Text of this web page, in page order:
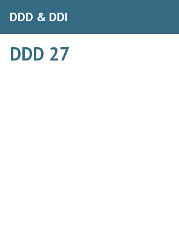
DDD & DDI
DDD 27